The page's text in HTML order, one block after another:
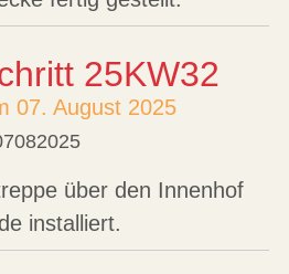
25KW32
07. August 2025
über den Innenhof
installiert.